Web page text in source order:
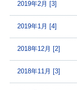
2019年2月 [3]
2019年1月 [4]
2018年12月 [2]
2018年11月 [3]